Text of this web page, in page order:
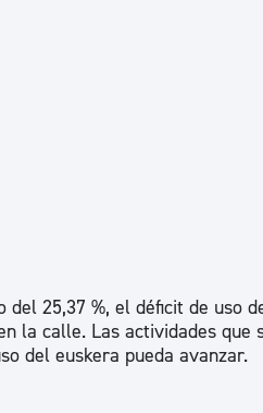
25,37 %, el déficit de uso
la calle. Las actividades que
del euskera pueda avanzar.